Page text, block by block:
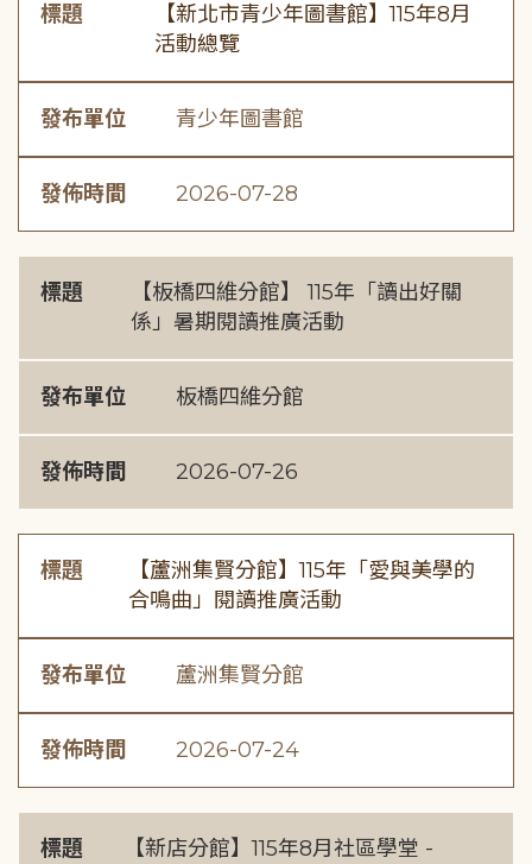
標題
【新北市青少年圖書館】115年8月
活動總覽
發布單位 青少年圖書館
發佈時間 2026-07-28
標題
【板橋四維分館】 115年「讀出好關
係」暑期閱讀推廣活動
發布單位 板橋四維分館
發佈時間 2026-07-26
標題
【蘆洲集賢分館】115年「愛與美學的
合鳴曲」閱讀推廣活動
發布單位 蘆洲集賢分館
發佈時間 2026-07-24
標題
【新店分館】115年8月社區學堂 -